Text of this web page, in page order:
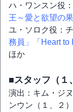
ハ・ワンスン役
王～愛と欲望の果
ユ・ソロク役：
務員」
「Heart to
ほか
■スタッフ（１
演出：キム・ジ
ンウン（１、２）